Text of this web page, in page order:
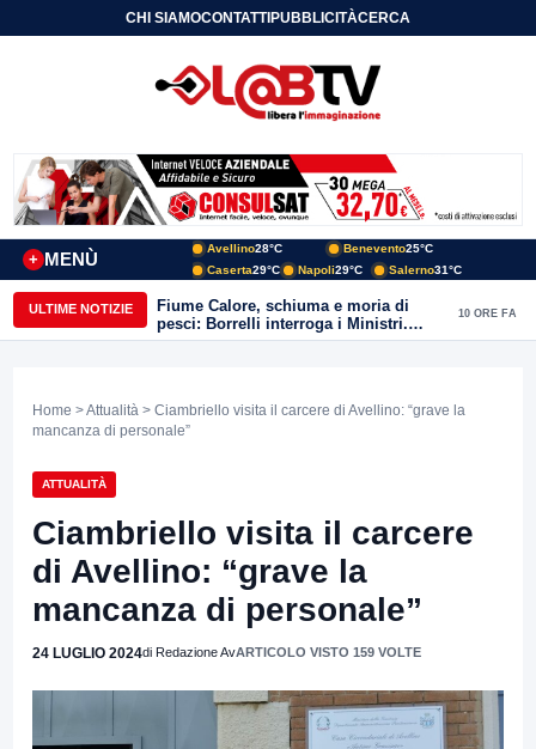
CHI SIAMOCONTATTIPUBBLICITÀCERCA
MENÙ
+
Avellino28°C Benevento25°C
Caserta29°C Napoli29°C Salerno31°C
ULTIME NOTIZIE
Fiume Calore, schiuma e moria di
pesci: Borrelli interroga i Ministri.
“Benevento paga l’assenza del
10 ORE FA
Home >Attualità > Ciambriello visita il carcere di Avellino: “grave la
mancanza di personale”
ATTUALITÀ
Ciambriello visita il carcere
di Avellino: “grave la
mancanza di personale”
24 LUGLIO 2024di Redazione AvARTICOLO VISTO 159 VOLTE